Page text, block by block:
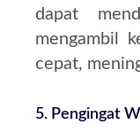
dapat
mengambil
cepat,
5. Pengingat